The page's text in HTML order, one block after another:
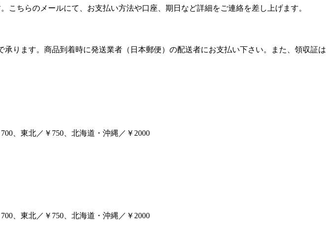
こちらのメールにて、お支払い方法や口座、期日など詳細をご連絡を差し上げます。
ります。商品到着時に発送業者（日本郵便）の配送者にお支払い下さい。また、領収証は
、東北／￥750、北海道・沖縄／￥2000
、東北／￥750、北海道・沖縄／￥2000